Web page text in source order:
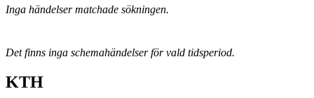
Inga händelser matchade sökningen.
Det finns inga schemahändelser för vald tidsperiod.
KTH